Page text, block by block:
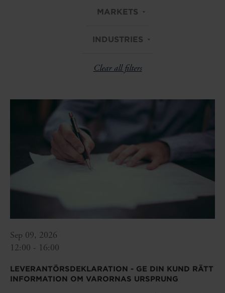
MARKETS
INDUSTRIES
Clear all filters
Sep 09, 2026
12:00 - 16:00
LEVERANTÖRSDEKLARATION - GE DIN KUND RÄTT
INFORMATION OM VARORNAS URSPRUNG